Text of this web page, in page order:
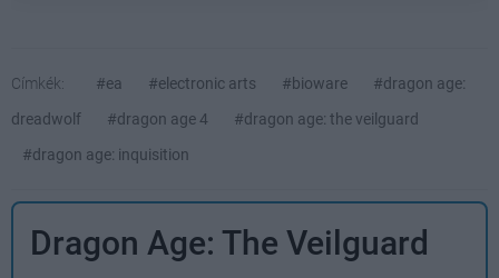
Címkék: #ea #electronic arts #bioware
#dragon age:
dreadwolf
#dragon age 4
#dragon age: the veilguard
#dragon age: inquisition
Dragon Age: The Veilguard